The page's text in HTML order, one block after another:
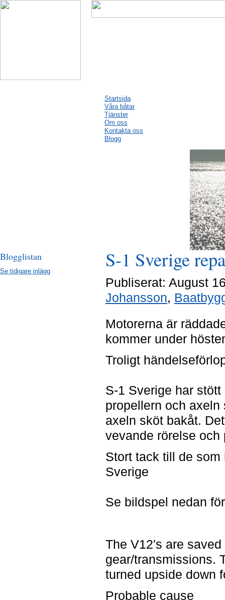
Startsida
Våra båtar
Tjänster
Om oss
Kontakta oss
Blogg
Blogglistan
Se tidigare inlägg S-1 Sverige
Publiserat: August
Johansson,
Motorerna är
kommer under
Troligt
S-1 Sverige har
propellern och
axeln sköt bakåt.
vevande rörelse
Stort tack till de
Sverige
Se bildspel nedan
The V12's are saved
gear/transmissions.
turned upside down
Probable cause